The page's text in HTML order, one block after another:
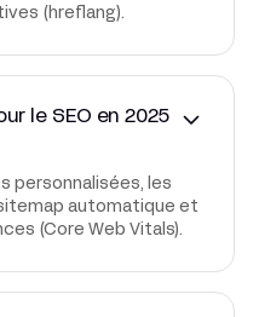
(hreflang).
le SEO en 2025
personnalisées, les
automatique et
(Core Web Vitals).